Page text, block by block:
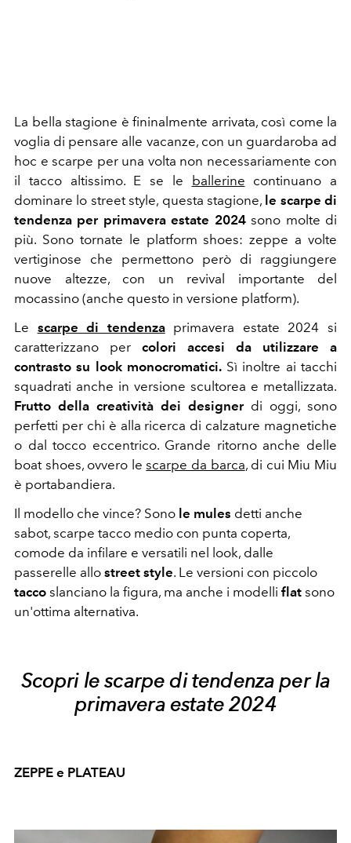
La bella stagione è fininalmente arrivata, così come la
voglia di pensare alle vacanze, con un guardaroba ad
hoc e scarpe per una volta non necessariamente con
il tacco altissimo. E se le
ballerine continuano a
dominare lo street style, questa stagione, le scarpe di
tendenza per primavera estate 2024sono molte di
più. Sono tornate le platform shoes: zeppe a volte
vertiginose che permettono però di raggiungere
nuove altezze, con un revival importante del
mocassino (anche questo in versione platform).
Le scarpe di tendenzaprimavera estate 2024 si
caratterizzano per colori accesi da utilizzare a
contrasto su look monocromatici.Sì inoltre ai tacchi
squadrati anche in versione scultorea e metallizzata.
Frutto della creatività dei designer di oggi, sono
perfetti per chi è alla ricerca di calzature magnetiche
o dal tocco eccentrico. Grande ritorno anche delle
boat shoes, ovvero lescarpe da barca, di cui Miu Miu
è portabandiera.
Il modello che vince? Sono le mules detti anche
sabot, scarpe tacco medio con punta coperta,
comode da infilare e versatili nel look, dalle
passerelle allo street style. Le versioni con piccolo
tacco slanciano la figura, ma anche i modelli flat sono
un'ottima alternativa.
Scopri le scarpe di tendenza per la
primavera estate 2024
ZEPPE e PLATEAU